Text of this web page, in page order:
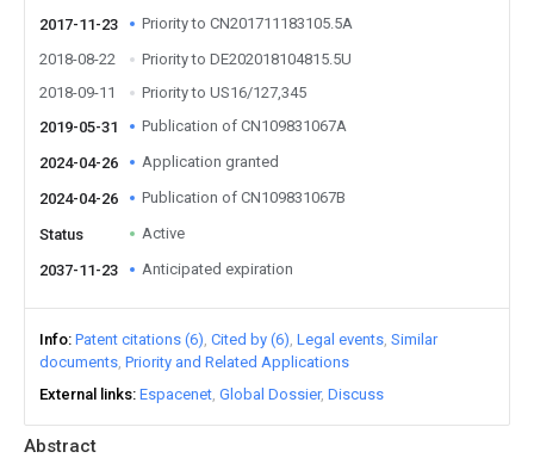
Abstract
2017-11-23
Priority to CN201711183105.5A
2018-08-22
Priority to DE202018104815.5U
2018-09-11
Priority to US16/127,345
2019-05-31
Publication of CN109831067A
2024-04-26 Application granted
2024-04-26 Publication of CN109831067B
Status Active
2037-11-23 Anticipated expiration
Info Patent citations (6) Cited by (6) Legal events Similar
documents Priority and Related Applications
External links Espacenet Global Dossier Discuss